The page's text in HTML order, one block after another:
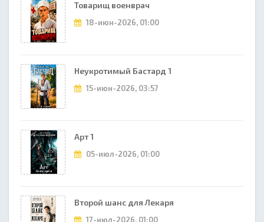
Товарищ военврач
18-июн-2026, 01:00
Неукротимый Бастард 1
15-июн-2026, 03:57
Арт 1
05-июл-2026, 01:00
Второй шанс для Лекаря
17-июл-2026, 01:00